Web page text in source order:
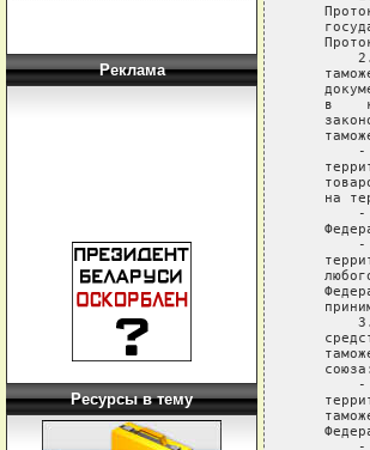
Реклама
Ресурсы в тему